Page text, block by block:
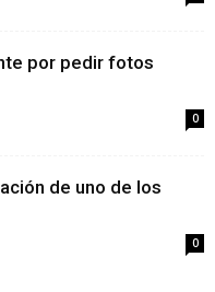
por pedir fotos
0
de uno de los
0